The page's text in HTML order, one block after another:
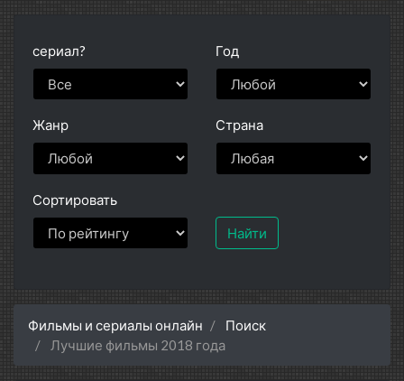
сериал? Год
Жанр Страна
Сортировать
Найти
Фильмы и сериалы онлайн
Поиск
Лучшие фильмы 2018 года